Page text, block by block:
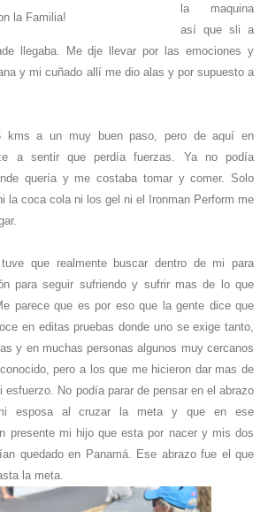
la Familia!
la maquina
así que sli a
llegaba. Me dje llevar por las emociones y
y mi cuñado allí me dio alas y por supuesto a
kms a un muy buen paso, pero de aquí en
a sentir que perdía fuerzas. Ya no podía
quería y me costaba tomar y comer. Solo
la coca cola ni los gel ni el Ironman Perform me
que realmente buscar dentro de mi para
para seguir sufriendo y sufrir mas de lo que
parece que es por eso que la gente dice que
en editas pruebas donde uno se exige tanto,
y en muchas personas algunos muy cercanos
pero a los que me hicieron dar mas de
esfuerzo. No podía parar de pensar en el abrazo
esposa al cruzar la meta y que en ese
presente mi hijo que esta por nacer y mis dos
quedado en Panamá. Ese abrazo fue el que
la meta.